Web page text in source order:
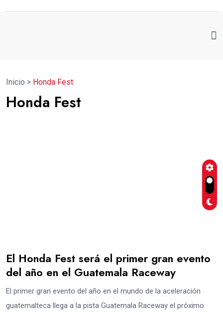
Inicio > Honda Fest
Honda Fest
El Honda Fest será el primer gran evento
del año en el Guatemala Raceway
El primer gran evento del año en el mundo de la aceleración
guatemalteca llega a la pista Guatemala Raceway el próximo